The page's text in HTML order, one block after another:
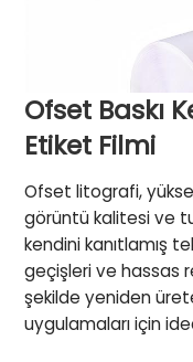
Ofset Baskı
Etiket Filmi
Ofset litografi,
görüntü kalitesi ve
kendini kanıtlamış
geçişleri ve hassas
şekilde yeniden
uygulamaları için